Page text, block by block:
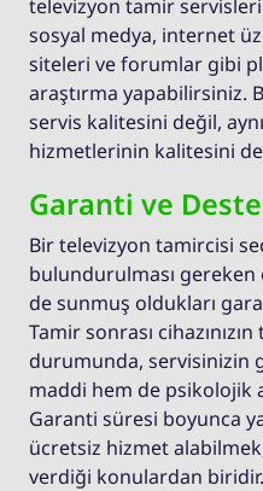
televizyon tamir
sosyal medya, internet
siteleri ve forumlar gibi
araştırma yapabilirsiniz.
servis kalitesini değil,
hizmetlerinin kalitesini
Garanti ve
Bir televizyon tamircisi
bulundurulması
de sunmuş oldukları
Tamir sonrası
durumunda, servisinizin
maddi hem de psikolojik
Garanti süresi boyunca
ücretsiz hizmet
verdiği konulardan biridir.